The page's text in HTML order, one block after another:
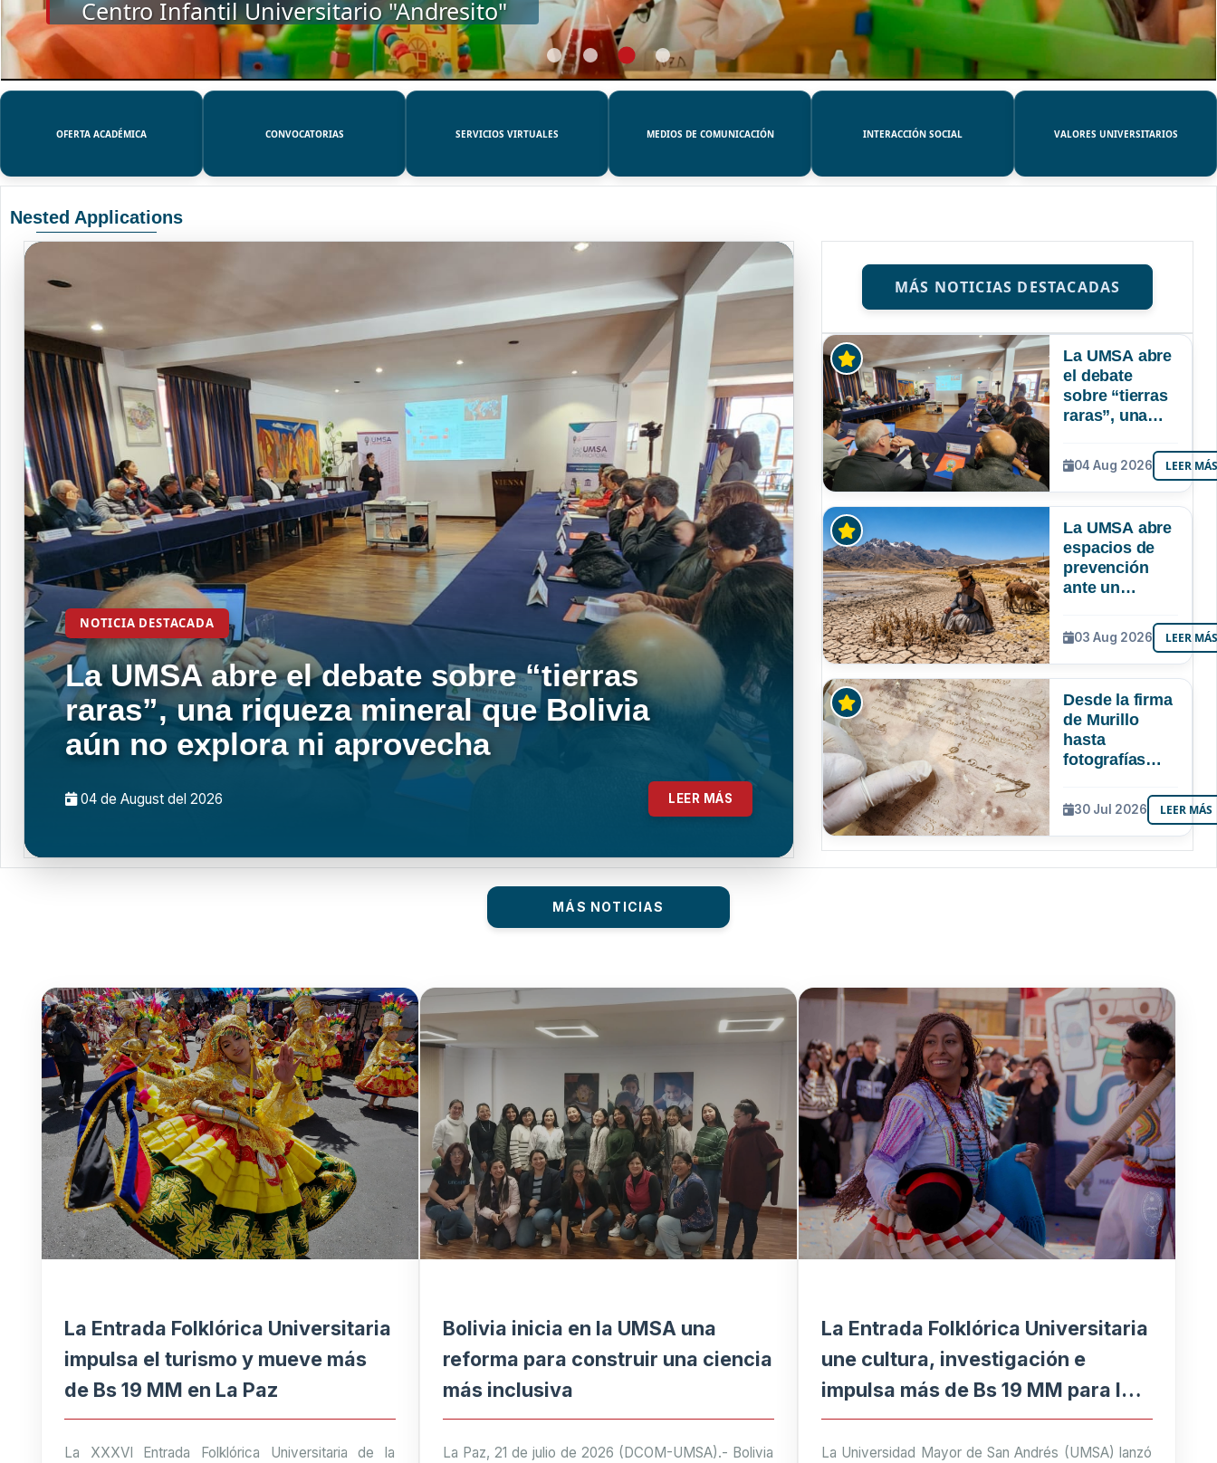
SSUE
OFERTA ACADÉMICA CONVOCATORIAS SERVICIOS VIRTUALES MEDIOS DE COMUNICACIÓN INTERACCIÓN SOCIAL VALORES UNIVERSITARIOS
Nested Applications
NOTICIA DESTACADA
La UMSA abre el debate sobre “tierras
raras”, una riqueza mineral que Bolivia
aún no explora ni aprovecha
04 de August del 2026 LEER MÁS
MÁS NOTICIAS DESTACADAS
La UMSA abre
el debate
sobre “tierras
raras”, una
mineral que
Bolivia aún no
explora ni
04 Aug 2026 LEER
La UMSA abre
espacios de
prevención
ante un
Niño que
podría superar
a los tres
Bolivia
03 Aug 2026 LEER
Desde la firma
de Murillo
hasta
fotografías
UMSA
resguarda 6
joyas de la
30 Jul 2026 LEER MÁS
MÁS NOTICIAS
La Entrada Folklórica Universitaria
impulsa el turismo y mueve más
de Bs 19 MM en La Paz
La XXXVI Entrada Folklórica Universitaria de la
Bolivia inicia en la UMSA una
reforma para construir una ciencia
más inclusiva
La Paz, 21 de julio de 2026 (DCOM-UMSA).- Bolivia
La Entrada Folklórica Universitaria
une cultura, investigación e
impulsa más de Bs 19 MM para la
economía paceña
La Universidad Mayor de San Andrés (UMSA) lanzó